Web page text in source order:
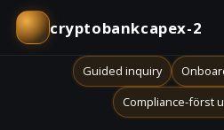
cryptobankcapex-2
Guided inquiry
Compliance-först